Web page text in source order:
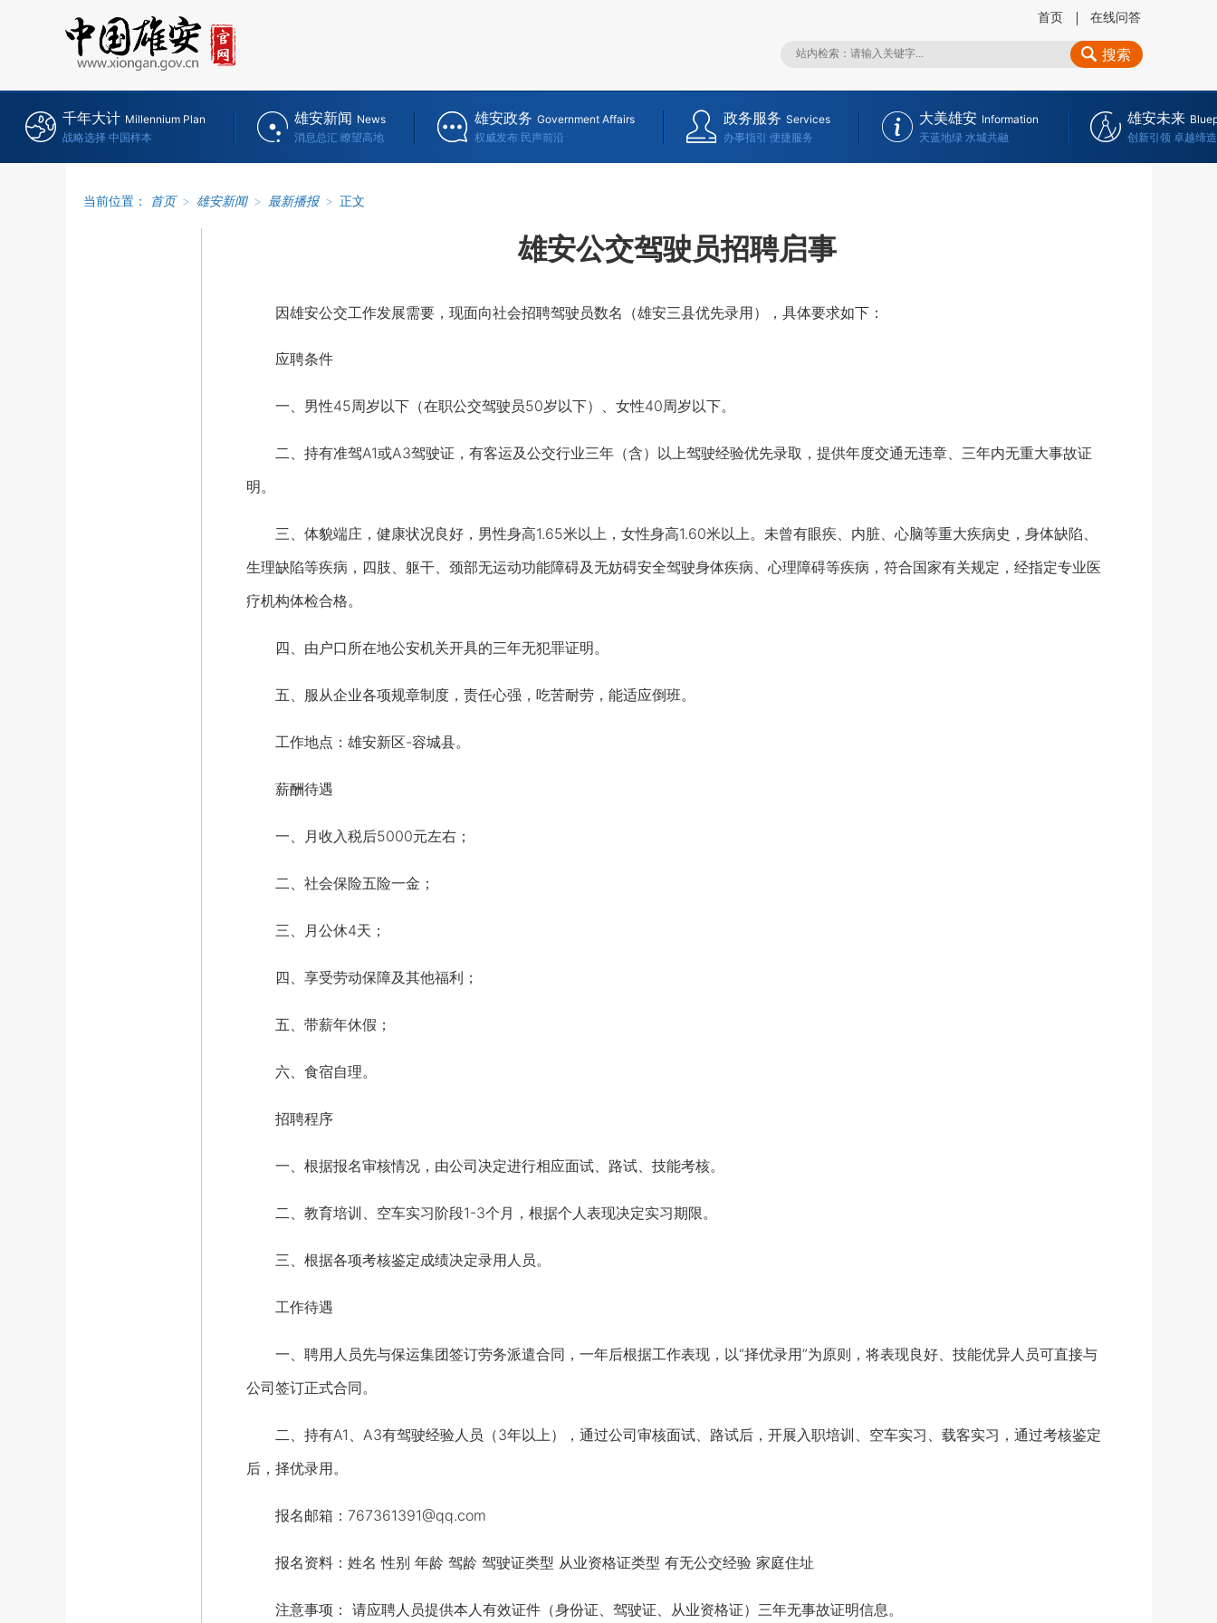
首页 在线问答
搜索
千年大计 Millennium Plan
战略选择 中国样本
雄安新闻 News
消息总汇 瞭望高地
雄安政务 Government Affairs
权威发布 民声前沿
政务服务 Services
办事指引 便捷服务
大美雄安 Information
天蓝地绿 水城共融
雄安未来
创新引领 卓越缔造
当前位置： 首页 > 雄安新闻 > 最新播报 > 正文
雄安公交驾驶员招聘启事
因雄安公交工作发展需要，现面向社会招聘驾驶员数名（雄安三县优先录用），具体要求如下：
应聘条件
一、男性45周岁以下（在职公交驾驶员50岁以下）、女性40周岁以下。
二、持有准驾A1或A3驾驶证，有客运及公交行业三年（含）以上驾驶经验优先录取，提供年度交通无违章、三年内无重大事故证
明。
三、体貌端庄，健康状况良好，男性身高1.65米以上，女性身高1.60米以上。未曾有眼疾、内脏、心脑等重大疾病史，身体缺陷、
生理缺陷等疾病，四肢、躯干、颈部无运动功能障碍及无妨碍安全驾驶身体疾病、心理障碍等疾病，符合国家有关规定，经指定专业医
疗机构体检合格。
四、由户口所在地公安机关开具的三年无犯罪证明。
五、服从企业各项规章制度，责任心强，吃苦耐劳，能适应倒班。
工作地点：雄安新区-容城县。
薪酬待遇
一、月收入税后5000元左右；
二、社会保险五险一金；
三、月公休4天；
四、享受劳动保障及其他福利；
五、带薪年休假；
六、食宿自理。
招聘程序
一、根据报名审核情况，由公司决定进行相应面试、路试、技能考核。
二、教育培训、空车实习阶段1-3个月，根据个人表现决定实习期限。
三、根据各项考核鉴定成绩决定录用人员。
工作待遇
一、聘用人员先与保运集团签订劳务派遣合同，一年后根据工作表现，以“择优录用”为原则，将表现良好、技能优异人员可直接与
公司签订正式合同。
二、持有A1、A3有驾驶经验人员（3年以上），通过公司审核面试、路试后，开展入职培训、空车实习、载客实习，通过考核鉴定
后，择优录用。
报名邮箱：767361391@qq.com
报名资料：姓名 性别 年龄 驾龄 驾驶证类型 从业资格证类型 有无公交经验 家庭住址
注意事项： 请应聘人员提供本人有效证件（身份证、驾驶证、从业资格证）三年无事故证明信息。